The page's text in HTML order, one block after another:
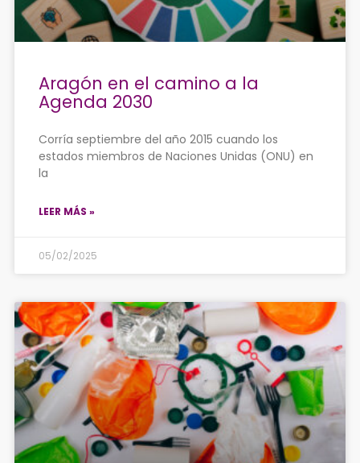
Aragón en el camino a la
Agenda 2030
Corría septiembre del año 2015 cuando los
estados miembros de Naciones Unidas (ONU) en
la
LEER MÁS »
05/02/2025